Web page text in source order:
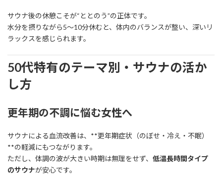
サウナ後の休憩こそが“ととのう”の正体です。
水分を摂りながら5〜10分休むと、体内のバランスが整い、深いリ
ラックスを感じられます。
50代特有のテーマ別・サウナの活か
し方
更年期の不調に悩む女性へ
サウナによる血流改善は、**更年期症状（のぼせ・冷え・不眠）
**の軽減にもつながります。
ただし、体調の波が大きい時期は無理をせず、 低温長時間タイプ
のサウナが安心です。